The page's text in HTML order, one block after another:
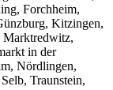
Forchheim,
Kitzingen,
Marktredwitz,
in der
Nördlingen,
Traunstein,